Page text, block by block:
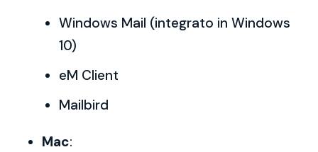
Windows Mail (integrato in Windows
10)
eM Client
Mailbird
Mac: